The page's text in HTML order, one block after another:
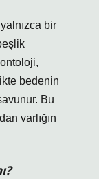
bir
bedenin
Bu
varlığın